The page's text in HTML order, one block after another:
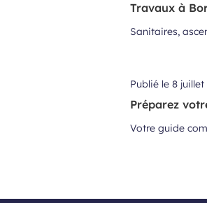
Travaux à
Sanitaires,
Publié le8 juillet
Préparez
Votre guide